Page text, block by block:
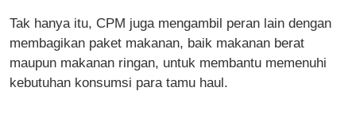
Tak hanya itu, CPM juga mengambil peran lain dengan
membagikan paket makanan, baik makanan berat
maupun makanan ringan, untuk membantu memenuhi
kebutuhan konsumsi para tamu haul.